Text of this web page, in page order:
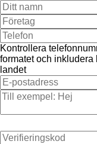
Kontrollera
formatet och inkludera
landet